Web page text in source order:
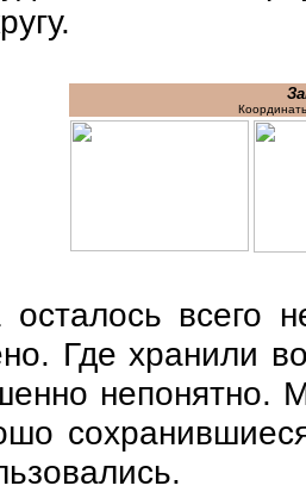
всего
Где хранили
непонятно.